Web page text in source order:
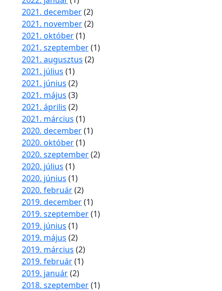
2021. december(2)
2021. november(2)
2021. október(1)
2021. szeptember(1)
2021. augusztus (2)
2021. július (1)
2021. június (2)
2021. május (3)
2021. április (2)
2021. március (1)
2020. december(1)
2020. október(1)
2020. szeptember(2)
2020. július (1)
2020. június (1)
2020. február(2)
2019. december(1)
2019. szeptember(1)
2019. június (1)
2019. május (2)
2019. március (2)
2019. február(1)
2019. január(2)
2018. szeptember(1)